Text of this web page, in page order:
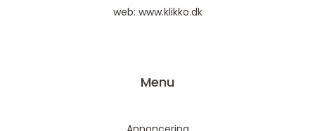
web: www.klikko.dk
Menu